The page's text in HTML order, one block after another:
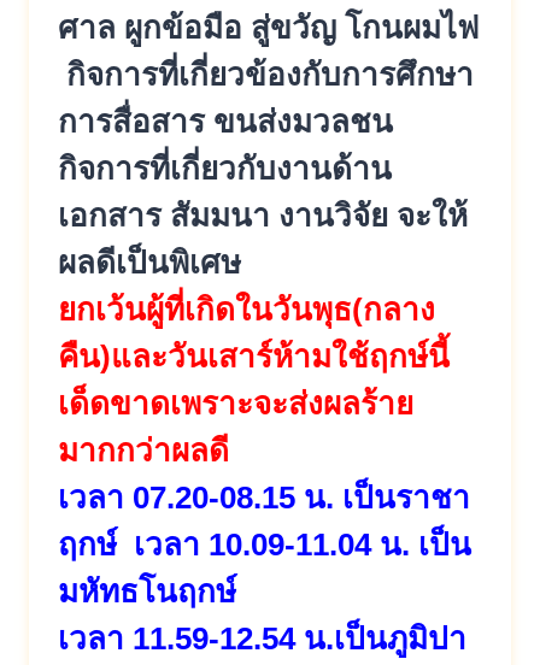
ศาล ผูกข้อมือ สู่ขวัญ โกนผมไฟ
กิจการที่เกี่ยวข้องกับการศึกษา
การสื่อสาร ขนส่งมวลชน
กิจการที่เกี่ยวกับงานด้าน
เอกสาร สัมมนา งานวิจัย จะให้
ผลดีเป็นพิเศษ
ยกเว้นผู้ที่เกิดในวันพุธ(กลาง
คืน)และวันเสาร์ห้ามใช้ฤกษ์นี้
เด็ดขาดเพราะจะส่งผลร้าย
มากกว่าผลดี
เวลา 07.20-08.15 น. เป็นราชา
ฤกษ์ เวลา 10.09-11.04 น. เป็น
มหัทธโนฤกษ์
เวลา 11.59-12.54 น.เป็นภูมิปา